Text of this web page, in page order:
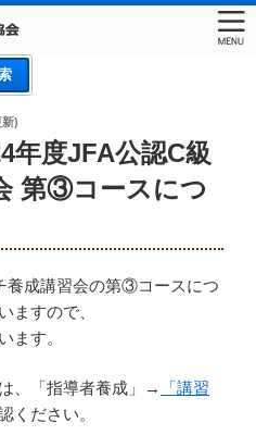
新)
年度JFA公認C級
第③コースにつ
養成講習会の第③コースにつ
ますので、
ます。
、「指導者養成」→
「講習
ください。